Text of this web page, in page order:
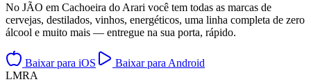
No JÃO em Cachoeira do Arari você tem todas as marcas de
cervejas, destilados, vinhos, energéticos, uma linha completa de zero
álcool e muito mais — entregue na sua porta, rápido.
Baixar para iOS
Baixar para Android
LMRA